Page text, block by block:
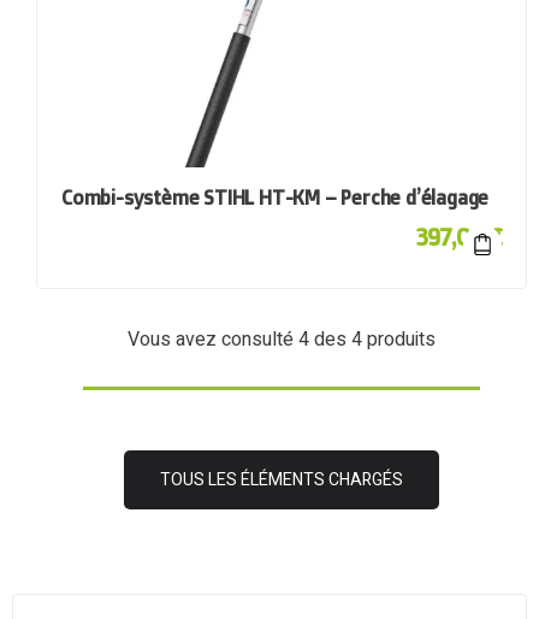
Combi-système STIHL HT-KM – Perche d’élagage
397,00€
Vous avez consulté4des 4 produits